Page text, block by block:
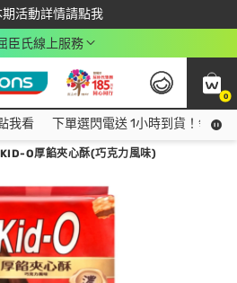
期活動詳情請點我
app最高回饋$350
臣氏線上服務
0
我看 下單選閃電送 1小時到貨！領神
KID-O厚餡夾心酥(巧克力風味)